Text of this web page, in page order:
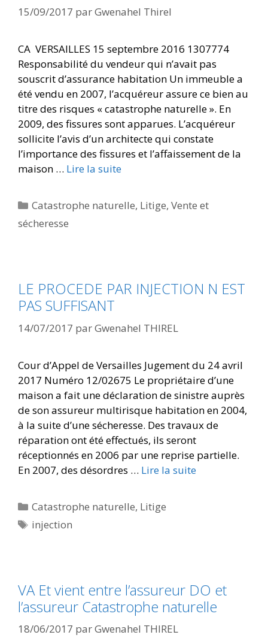
15/09/2017 parGwenahel Thirel
CA VERSAILLES 15 septembre 2016 1307774
Responsabilité du vendeur qui n’avait pas
souscrit d’assurance habitation Un immeuble a
été vendu en 2007, l’acquéreur assure ce bien au
titre des risques « catastrophe naturelle ». En
2009, des fissures sont apparues. L’acquéreur
sollicite l’avis d’un architecte qui constate
l’importance des fissures et l’affaissement de la
maison … Lire la suite
Catastrophe naturelle, Litige,Vente et
sécheresse
LE PROCEDE PAR INJECTION N EST
PAS SUFFISANT
14/07/2017 parGwenahel THIREL
Cour d’Appel de Versailles Jugement du 24 avril
2017 Numéro 12/02675 Le propriétaire d’une
maison a fait une déclaration de sinistre auprès
de son assureur multirisque habitation en 2004,
à la suite d’une sécheresse. Des travaux de
réparation ont été effectués, ils seront
réceptionnés en 2006 par une reprise partielle.
En 2007, des désordres … Lire la suite
Catastrophe naturelle, Litige
injection
VA Et vient entre l’assureur DO et
l’assureur Catastrophe naturelle
18/06/2017 parGwenahel THIREL